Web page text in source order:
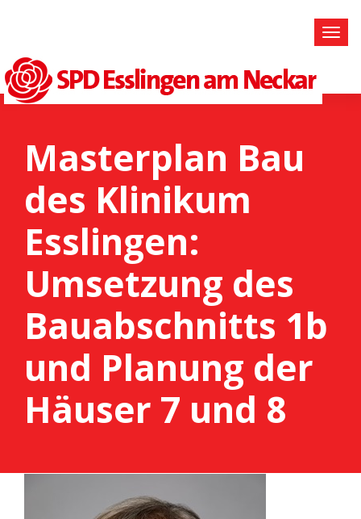
Masterplan Bau
des Klinikum
Esslingen:
Umsetzung des
Bauabschnitts 1b
und Planung der
Häuser 7 und 8